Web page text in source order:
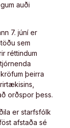
auði
7. júní er
sem
réttindum
þeirra
orðspor þess.
er starfsfólk
afstaða sé